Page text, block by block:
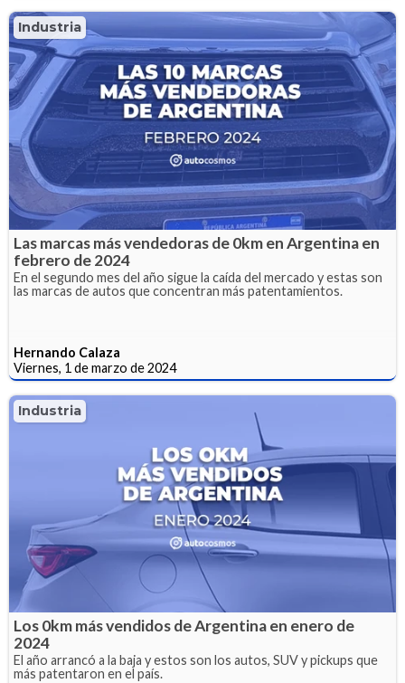
Industria
Las marcas más vendedoras de 0km en Argentina en
febrero de 2024
En el segundo mes del año sigue la caída del mercado y estas son
las marcas de autos que concentran más patentamientos.
Hernando Calaza
Viernes, 1 de marzo de 2024
Industria
Los 0km más vendidos de Argentina en enero de
2024
El año arrancó a la baja y estos son los autos, SUV y pickups que
más patentaron en el país.